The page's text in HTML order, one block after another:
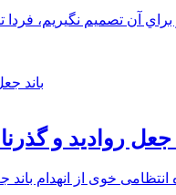
جعل روادید و